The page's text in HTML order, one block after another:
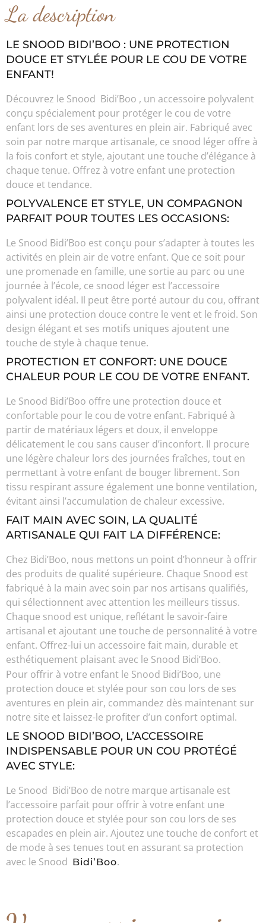
La description
LE SNOOD BIDI’BOO : UNE PROTECTION
DOUCE ET STYLÉE POUR LE COU DE VOTRE
ENFANT!
Découvrez le Snood Bidi’Boo , un accessoire polyvalent
conçu spécialement pour protéger le cou de votre
enfant lors de ses aventures en plein air. Fabriqué avec
soin par notre marque artisanale, ce snood léger offre à
la fois confort et style, ajoutant une touche d’élégance à
chaque tenue. Offrez à votre enfant une protection
douce et tendance.
POLYVALENCE ET STYLE, UN COMPAGNON
PARFAIT POUR TOUTES LES OCCASIONS:
Le Snood Bidi’Boo est conçu pour s’adapter à toutes les
activités en plein air de votre enfant. Que ce soit pour
une promenade en famille, une sortie au parc ou une
journée à l’école, ce snood léger est l’accessoire
polyvalent idéal. Il peut être porté autour du cou, offrant
ainsi une protection douce contre le vent et le froid. Son
design élégant et ses motifs uniques ajoutent une
touche de style à chaque tenue.
PROTECTION ET CONFORT: UNE DOUCE
CHALEUR POUR LE COU DE VOTRE ENFANT.
Le Snood Bidi’Boo offre une protection douce et
confortable pour le cou de votre enfant. Fabriqué à
partir de matériaux légers et doux, il enveloppe
délicatement le cou sans causer d’inconfort. Il procure
une légère chaleur lors des journées fraîches, tout en
permettant à votre enfant de bouger librement. Son
tissu respirant assure également une bonne ventilation,
évitant ainsi l’accumulation de chaleur excessive.
FAIT MAIN AVEC SOIN, LA QUALITÉ
ARTISANALE QUI FAIT LA DIFFÉRENCE:
Chez Bidi’Boo, nous mettons un point d’honneur à offrir
des produits de qualité supérieure. Chaque Snood est
fabriqué à la main avec soin par nos artisans qualifiés,
qui sélectionnent avec attention les meilleurs tissus.
Chaque snood est unique, reflétant le savoir-faire
artisanal et ajoutant une touche de personnalité à votre
enfant. Offrez-lui un accessoire fait main, durable et
esthétiquement plaisant avec le Snood Bidi’Boo.
Pour offrir à votre enfant le Snood Bidi’Boo, une
protection douce et stylée pour son cou lors de ses
aventures en plein air, commandez dès maintenant sur
notre site et laissez-le profiter d’un confort optimal.
LE SNOOD BIDI’BOO, L’ACCESSOIRE
INDISPENSABLE POUR UN COU PROTÉGÉ
AVEC STYLE:
Le Snood Bidi’Boo de notre marque artisanale est
l’accessoire parfait pour offrir à votre enfant une
protection douce et stylée pour son cou lors de ses
escapades en plein air. Ajoutez une touche de confort et
de mode à ses tenues tout en assurant sa protection
avec le Snood Bidi’Boo.